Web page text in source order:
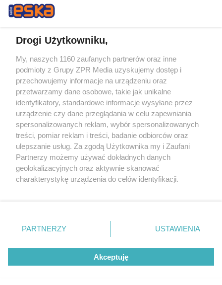
Żaden utwór zamieszczony w serwisie nie może być powielany i
rozpowszechniany lub dalej rozpowszechniany w jakikolwiek sposób (w
tym także elektroniczny lub mechaniczny) na jakimkolwiek polu
eksploatacji w jakiejkolwiek formie, włącznie z umieszczaniem w
Internecie bez pisemnej zgody właściciela praw. Jakiekolwiek użycie lub
wykorzystanie utworów w całości lub w części z naruszeniem prawa,
tzn. bez właściwej zgody, jest zabronione pod groźbą kary i może być
ścigane prawnie.
© 2026 Grupa ZPR Media
Drogi Użytkowniku,
My, naszych 1160 zaufanych partnerów oraz inne
podmioty z Grupy ZPR Media uzyskujemy dostęp i
przechowujemy informacje na urządzeniu oraz
przetwarzamy dane osobowe, takie jak unikalne
identyfikatory, standardowe informacje wysyłane przez
urządzenie czy dane przeglądania w celu zapewniania
spersonalizowanych reklam, wybór spersonalizowanych
treści, pomiar reklam i treści, badanie odbiorców oraz
ulepszanie usług. Za zgodą Użytkownika my i Zaufani
Partnerzy możemy używać dokładnych danych
geolokalizacyjnych oraz aktywnie skanować
charakterystykę urządzenia do celów identyfikacji.
zmienić/wycofać klikając przycisk ustawień prywatności
znajdujący się w lewym dolnym rogu strony
rodzaje przetwarzania danych nie wymagają zgody
użytkownika, ale masz prawo sprzeciwić się takiemu
przetwarzaniu. Preferencje będą miały zastosowanie tylko
PARTNERZY USTAWIENIA
Akceptuję